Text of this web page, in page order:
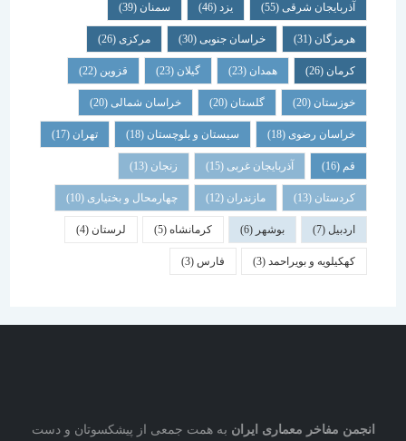
آذربایجان شرقی(55) یزد سمنان (39)
هرمزگان(31) خراسان جنوبی(30) مرکزی (26)
همدان گیلان قزوین
خوزستان(20) گلستان (20) خراسان شمالی(20)
خراسان رضوی(18) سیستان و بلوچستان(18) تهران
آذربایجان غربی(15) زنجان
کردستان(13) مازندران(12) چهارمحال و بختیاری (10)
بوشهر کرمانشاه(5) لرستان (4)
کهکیلویه و بویراحمد(3) فارس
مفاخر معماری ایرانبه همت جمعی از پیشکسوتان و دست